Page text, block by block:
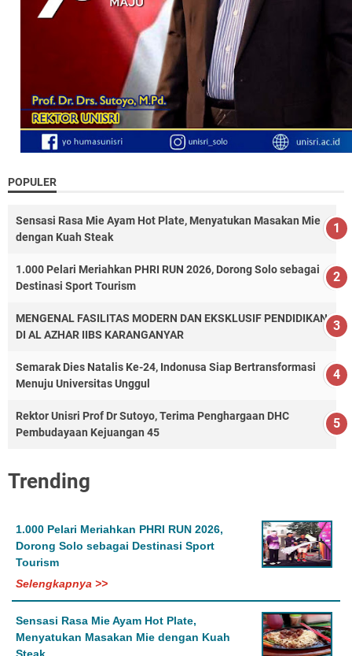
POPULER
Sensasi Rasa Mie Ayam Hot Plate, Menyatukan Masakan Mie
dengan Kuah Steak
1.000 Pelari Meriahkan PHRI RUN 2026, Dorong Solo sebagai
Destinasi Sport Tourism
MENGENAL FASILITAS MODERN DAN EKSKLUSIF PENDIDIKAN
DI AL AZHAR IIBS KARANGANYAR
Semarak Dies Natalis Ke-24, Indonusa Siap Bertransformasi
Menuju Universitas Unggul
Rektor Unisri Prof Dr Sutoyo, Terima Penghargaan DHC
Pembudayaan Kejuangan 45
Trending
1.000 Pelari Meriahkan PHRI RUN 2026,
Dorong Solo sebagai Destinasi Sport
Tourism
Selengkapnya >>
Sensasi Rasa Mie Ayam Hot Plate,
Menyatukan Masakan Mie dengan Kuah